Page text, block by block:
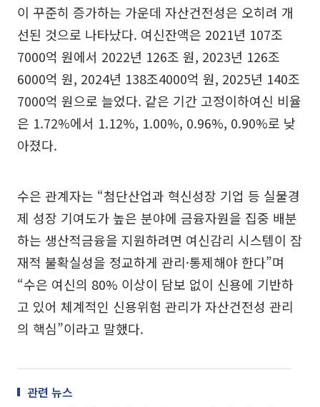
이 꾸준히 증가하는 가운데 자산건전성은 오히려 개
선된 것으로 나타났다. 여신잔액은 2021년 107조
7000억 원에서 2022년 126조 원, 2023년 126조
6000억 원, 2024년 138조4000억 원, 2025년 140조
7000억 원으로 늘었다. 같은 기간 고정이하여신 비율
은 1.72%에서 1.12%, 1.00%, 0.96%, 0.90%로 낮
아졌다.
수은 관계자는 “첨단산업과 혁신성장 기업 등 실물경
제 성장 기여도가 높은 분야에 금융자원을 집중 배분
하는 생산적금융을 지원하려면 여신감리 시스템이 잠
재적 불확실성을 정교하게 관리·통제해야 한다”며
“수은 여신의 80% 이상이 담보 없이 신용에 기반하
고 있어 체계적인 신용위험 관리가 자산건전성 관리
의 핵심”이라고 말했다.
관련 뉴스